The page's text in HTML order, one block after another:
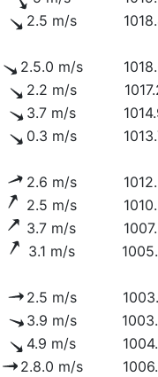
2.5 m/s
2.5.0 m/s
2.2 m/s
3.7 m/s
0.3 m/s
2.6 m/s
2.5 m/s
3.7 m/s
3.1 m/s
2.5 m/s
3.9 m/s
4.9 m/s
2.8.0 m/s